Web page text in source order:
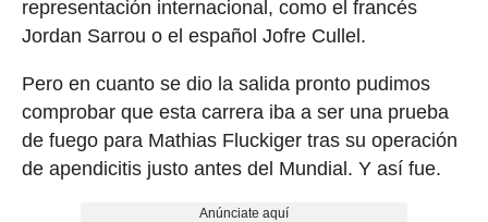
representación internacional, como el francés
Jordan Sarrou o el español Jofre Cullel.
Pero en cuanto se dio la salida pronto pudimos
comprobar que esta carrera iba a ser una prueba
de fuego para Mathias Fluckiger tras su operación
de apendicitis justo antes del Mundial. Y así fue.
Anúnciate aquí